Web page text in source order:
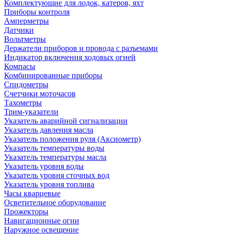
Комплектующие для лодок, катеров, яхт
Приборы контроля
Амперметры
Датчики
Вольтметры
Держатели приборов и провода с разъемами
Индикатор включения ходовых огней
Компасы
Комбинированные приборы
Спидометры
Счетчики моточасов
Тахометры
Трим-указатели
Указатель аварийной сигнализации
Указатель давления масла
Указатель положения руля (Аксиометр)
Указатель температуры воды
Указатель температуры масла
Указатель уровня воды
Указатель уровня сточных вод
Указатель уровня топлива
Часы кварцевые
Осветительное оборудование
Прожекторы
Навигационные огни
Наружное освещение